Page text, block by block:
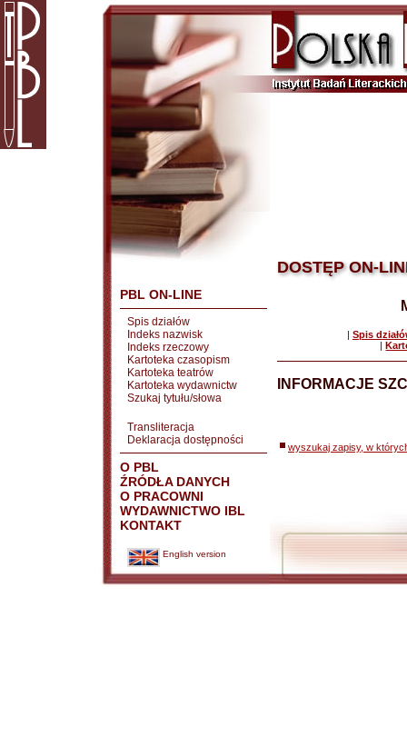
PBL ON-LINE
Spis działów
Indeks nazwisk
Indeks rzeczowy
Kartoteka czasopism
Kartoteka teatrów
Kartoteka wydawnictw
Szukaj tytułu/słowa
Transliteracja
Deklaracja dostępności
O PBL
ŹRÓDŁA DANYCH
O PRACOWNI
WYDAWNICTWO IBL
KONTAKT
English version
DOSTĘP ON-
| Spis
|
INFORMACJE
wyszukaj zapisy, w